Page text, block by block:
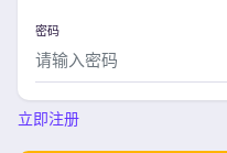
密码
立即注册